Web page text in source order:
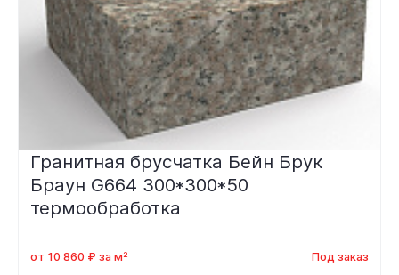
Гранитная брусчатка Бейн Брук
Браун G664 300*300*50
термообработка
от 10 860 ₽ за м² Под заказ